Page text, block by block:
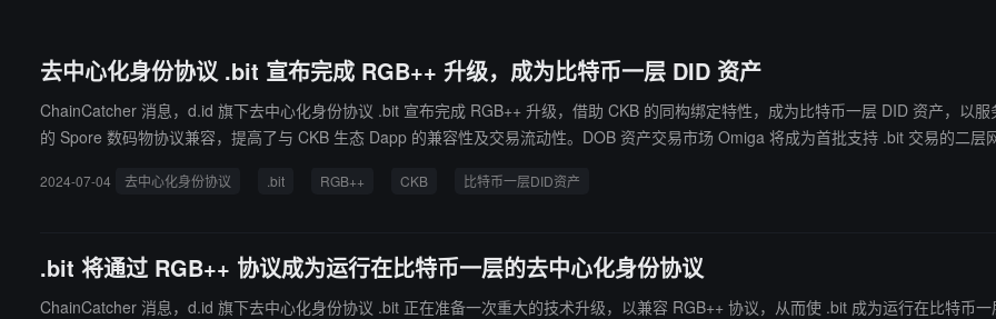
去中心化身份协议 .bit 宣布完成 RGB++ 升级，成为比特币一层 DID 资产
ChainCatcher 消息，d.id 旗下去中心化身份协议 .bit 宣布完成 RGB++ 升级，借助 CKB 的同构绑定特性，成为比特币一层 DID 资产，以
的 Spore 数码物协议兼容，提高了与 CKB 生态 Dapp 的兼容性及交易流动性。DOB 资产交易市场 Omiga 将成为首批支持 .bit 交易的二层网络平台，
2024-07-04 去中心化身份协议 .bit RGB++ CKB 比特币一层DID资产
.bit 将通过 RGB++ 协议成为运行在比特币一层的去中心化身份协议
ChainCatcher 消息，d.id 旗下去中心化身份协议 .bit 正在准备一次重大的技术升级，以兼容 RGB++ 协议，从而使 .bit 成为运行在比特币